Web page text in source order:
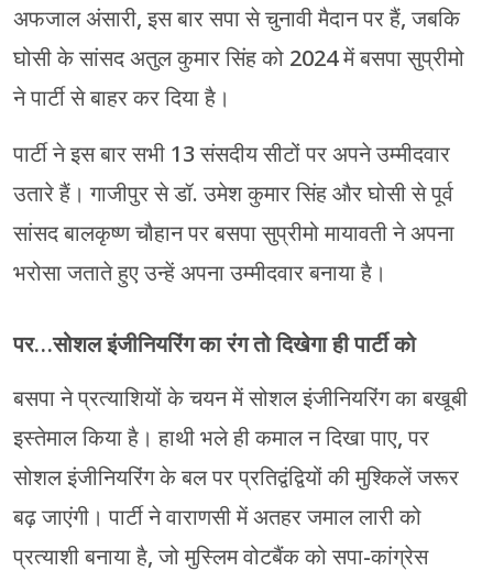
अफजाल अंसारी, इस बार सपा से चुनावी मैदान पर हैं, जबकि
घोसी के सांसद अतुल कुमार सिंह को 2024 में बसपा सुप्रीमो
ने पार्टी से बाहर कर दिया है।
पार्टी ने इस बार सभी 13 संसदीय सीटों पर अपने उम्मीदवार
उतारे हैं। गाजीपुर से डॉ. उमेश कुमार सिंह और घोसी से पूर्व
सांसद बालकृष्ण चौहान पर बसपा सुप्रीमो मायावती ने अपना
भरोसा जताते हुए उन्हें अपना उम्मीदवार बनाया है।
पर…सोशल इंजीनियरिंग का रंग तो दिखेगा ही पार्टी को
बसपा ने प्रत्याशियों के चयन में सोशल इंजीनियरिंग का बखूबी
इस्तेमाल किया है। हाथी भले ही कमाल न दिखा पाए, पर
सोशल इंजीनियरिंग के बल पर प्रतिद्वंद्वियों की मुश्किलें जरूर
बढ़ जाएंगी। पार्टी ने वाराणसी में अतहर जमाल लारी को
प्रत्याशी बनाया है, जो मुस्लिम वोटबैंक को सपा-कांग्रेस